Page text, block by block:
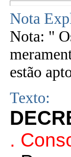
Nota
Nota: "
estão
Texto:
.